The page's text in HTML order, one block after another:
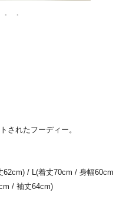
されたフーディー。
/ L(着丈70cm / 身幅60cm
/ 袖丈64cm)